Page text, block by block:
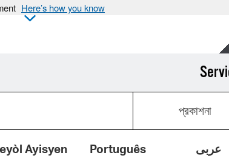
Here’s how you know
প্রকাশনা
Ayisyen Português عربى